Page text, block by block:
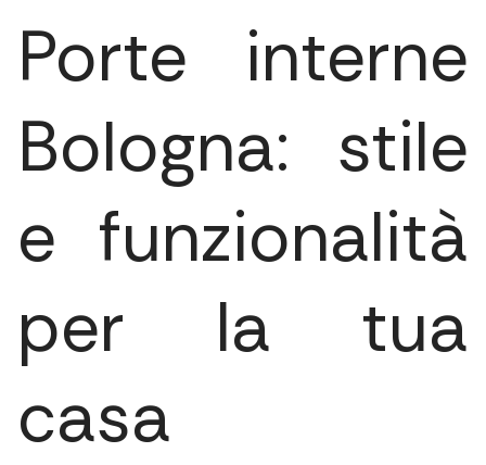
Porte interne
Bologna: stile
e funzionalità
per la tua
casa